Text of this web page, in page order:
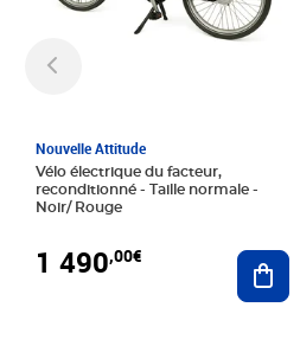
Nouvelle Attitude
Vélo électrique du facteur,
reconditionné - Taille normale -
Noir/ Rouge
1 490,00€